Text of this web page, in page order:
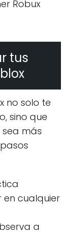
Robux
tus
no solo te
sino que
más
cualquier
a